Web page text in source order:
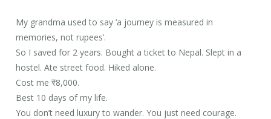
My grandma used to say ‘a journey is measured in
memories, not rupees’.
So I saved for 2 years. Bought a ticket to Nepal. Slept in a
hostel. Ate street food. Hiked alone.
Cost me ₹8,000.
Best 10 days of my life.
You don’t need luxury to wander. You just need courage.